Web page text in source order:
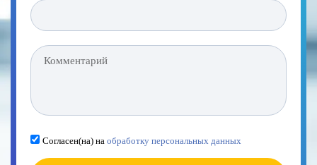
Согласен(на) на обработку персональных данных